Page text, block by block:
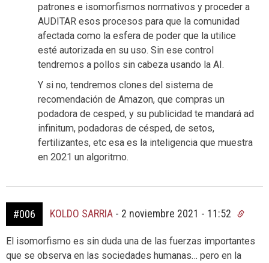
patrones e isomorfismos normativos y proceder a
AUDITAR esos procesos para que la comunidad
afectada como la esfera de poder que la utilice
esté autorizada en su uso. Sin ese control
tendremos a pollos sin cabeza usando la AI.
Y si no, tendremos clones del sistema de
recomendación de Amazon, que compras un
podadora de cesped, y su publicidad te mandará ad
infinitum, podadoras de césped, de setos,
fertilizantes, etc esa es la inteligencia que muestra
en 2021 un algoritmo.
#006 KOLDO SARRIA - 2 noviembre 2021 - 11:52
El isomorfismo es sin duda una de las fuerzas importantes
que se observa en las sociedades humanas… pero en la